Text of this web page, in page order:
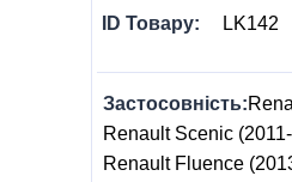
ID Товару: LK142
Застосовність:
Renault Scenic
Renault Fluence